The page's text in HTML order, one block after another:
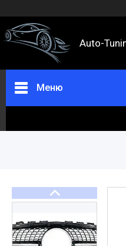
Auto-
Меню
Повернення та обмін
Відгуки
Акції